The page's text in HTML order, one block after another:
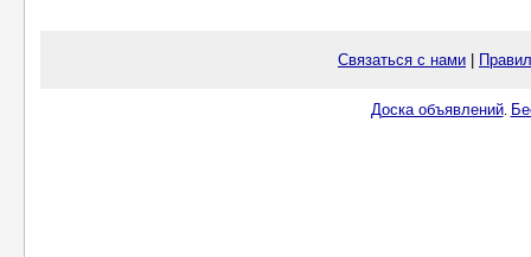
Связаться с нами
Доска объявлений.